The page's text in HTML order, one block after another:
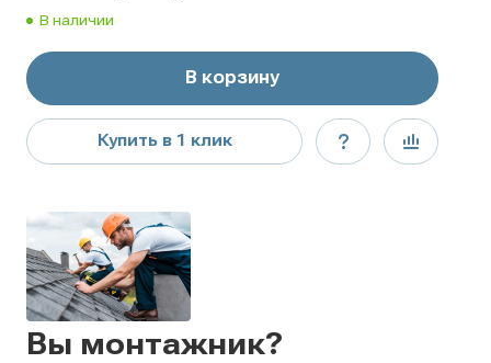
В наличии
В корзину
Купить в 1 клик
Вы монтажник?